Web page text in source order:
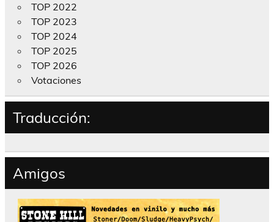
TOP 2022
TOP 2023
TOP 2024
TOP 2025
TOP 2026
Votaciones
Traducción:
Amigos